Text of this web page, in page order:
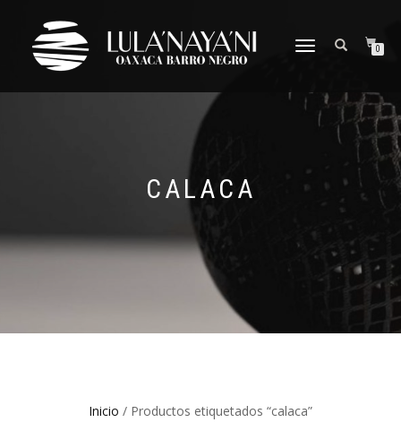
CAMBIAR
0
CALACA
Inicio / Productos etiquetados “calaca”